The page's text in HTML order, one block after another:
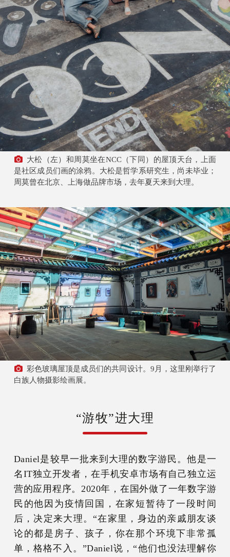
大松（左）和周莫坐在NCC（下同）的屋顶天台，上面
是社区成员们画的涂鸦。大松是哲学系研究生，尚未毕业；
周莫曾在北京、上海做品牌市场，去年夏天来到大理。
彩色玻璃屋顶是成员们的共同设计。9月，这里刚举行了
白族人物摄影绘画展。
“游牧”进大理
Daniel是较早一批来到大理的数字游民。他是一
名IT独立开发者，在手机安卓市场有自己独立运
营的应用程序。2020年，在国外做了一年数字游
民的他因为疫情回国，在家短暂待了一段时间
后，决定来大理。“在家里，身边的亲戚朋友谈
论的都是房子、孩子，你在那个环境下非常孤
单，格格不入。”Daniel说，“他们也没法理解你